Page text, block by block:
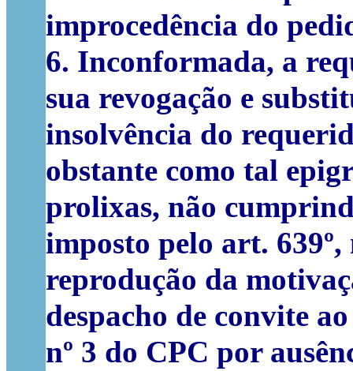
improcedência do
6. Inconformada, a
sua revogação e
insolvência do
obstante como tal
prolixas, não
imposto pelo art.
reprodução da
despacho de convite
nº 3 do CPC por